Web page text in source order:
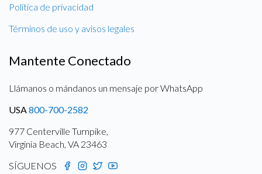
Política de privacidad
Términos de uso y avisos legales
Mantente Conectado
Llámanos o mándanos un mensaje por WhatsApp
USA 800-700-2582
977 Centerville Turnpike,
Virginia Beach, VA 23463
SÍGUENOS